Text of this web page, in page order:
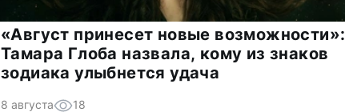
«Август принесет новые возможности»:
Тамара Глоба назвала, кому из знаков
зодиака улыбнется удача
8 августа 18